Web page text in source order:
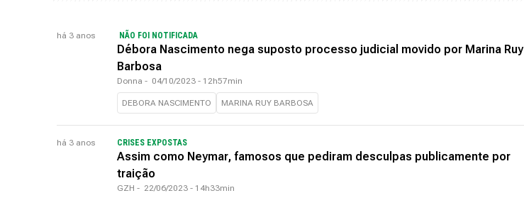
há 3 anos NÃO FOI NOTIFICADA
Débora Nascimento nega suposto processo judicial movido por Marina Ruy
Barbosa
Donna - 04/10/2023 - 12h57min
DEBORA NASCIMENTO MARINA RUY BARBOSA
há 3 anos CRISES EXPOSTAS
Assim como Neymar, famosos que pediram desculpas publicamente por
traição
GZH - 22/06/2023 - 14h33min